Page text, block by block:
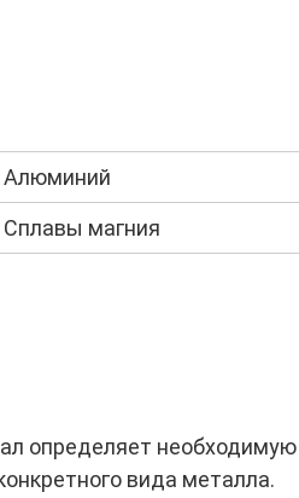
магния
определяет необходимую
вида металла.